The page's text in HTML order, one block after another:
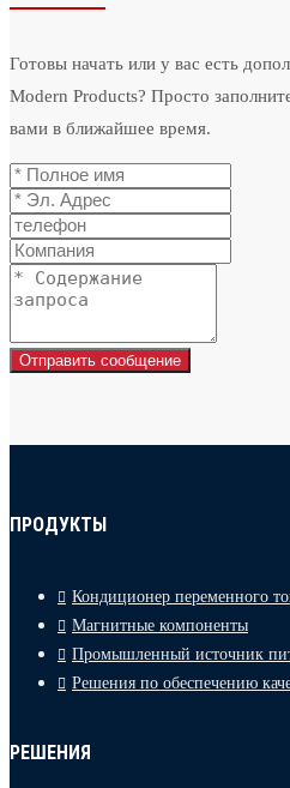
Готовы начать или у вас есть
Modern Products? Просто
вами в ближайшее время.
Отправить сообщение
ПРОДУКТЫ
Кондиционер переменного
Магнитные компоненты
Промышленный источник
Решения по обеспечению
РЕШЕНИЯ